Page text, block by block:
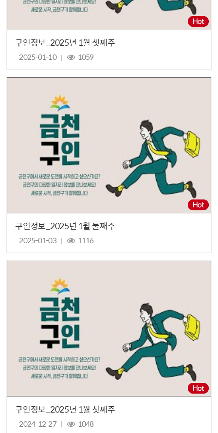
구인정보_2025년 1월 셋째주
2025-01-10 1059
구인정보_2025년 1월 둘째주
2025-01-03 1116
구인정보_2025년 1월 첫째주
2024-12-27 1048